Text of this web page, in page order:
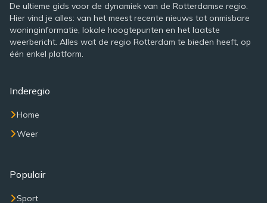
De ultieme gids voor de dynamiek van de Rotterdamse regio.
Hier vind je alles: van het meest recente nieuws tot onmisbare
woninginformatie, lokale hoogtepunten en het laatste
weerbericht. Alles wat de regio Rotterdam te bieden heeft, op
één enkel platform.
Inderegio
Home
Weer
Populair
Sport